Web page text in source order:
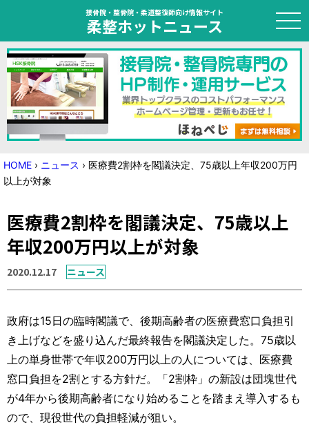
接骨院・整骨院・柔道整復師向け情報サイト
柔整ホットニュース
HOME
トピック
ニュース
国家試験対策
学会・セミナー情報
運営元 お問い合わせ
HOME › ニュース › 医療費2割枠を閣議決定、75歳以上年収200万円
以上が対象
医療費2割枠を閣議決定、75歳以上
年収200万円以上が対象
2020.12.17 ニュース
政府は15日の臨時閣議で、後期高齢者の医療費窓口負担引
き上げなどを盛り込んだ最終報告を閣議決定した。75歳以
上の単身世帯で年収200万円以上の人については、医療費
窓口負担を2割とする方針だ。「2割枠」の新設は団塊世代
が4年から後期高齢者になり始めることを踏まえ導入するも
ので、現役世代の負担軽減が狙い。